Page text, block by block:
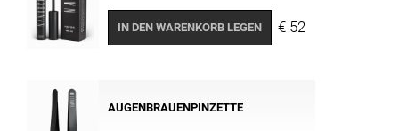
IN DEN WARENKORB LEGEN € 52
AUGENBRAUENPINZETTE